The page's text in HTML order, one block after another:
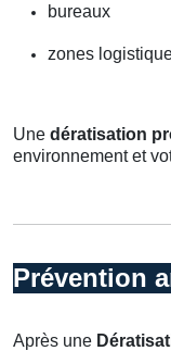
bureaux
zones
Une dératisation
environnement et
Prévention
Après une